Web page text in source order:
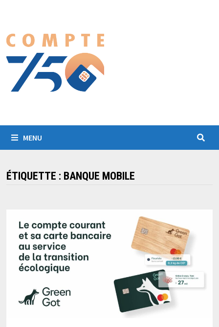
contenu
MENU
ÉTIQUETTE : BANQUE MOBILE